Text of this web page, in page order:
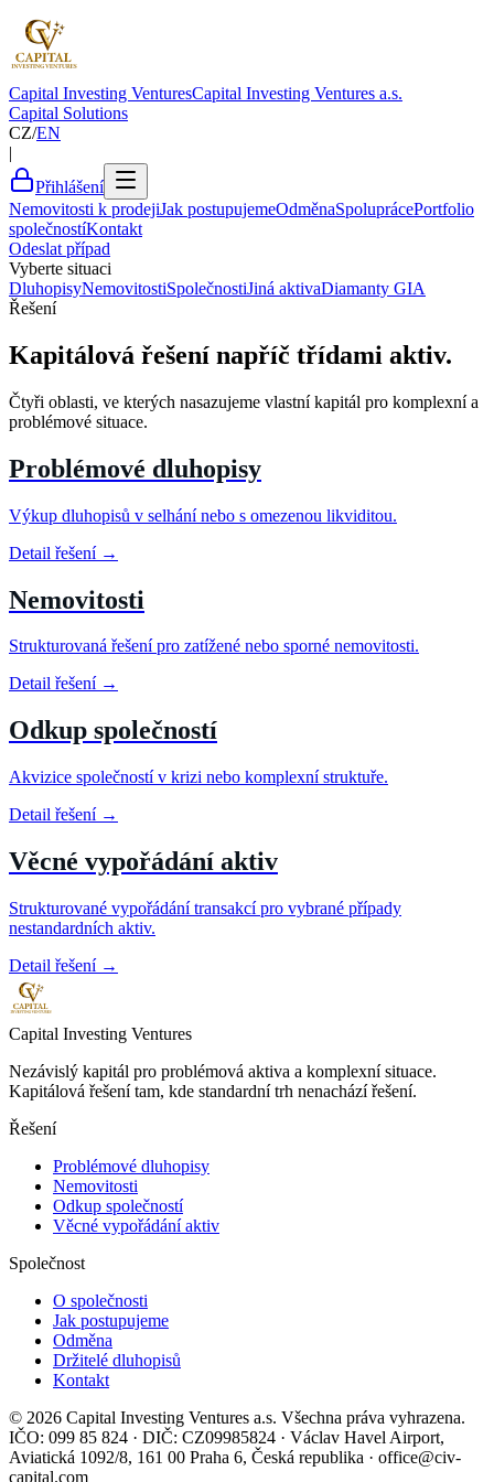
Capital Investing VenturesCapital Investing Ventures a.s.
Capital Solutions
CZ/EN
|
Přihlášení
Nemovitosti k prodejiJak postupujemeOdměnaSpoluprácePortfolio
společnostíKontakt
Odeslat případ
Vyberte situaci
DluhopisyNemovitostiSpolečnostiJiná aktivaDiamanty GIA
Řešení
Kapitálová řešení napříč třídami aktiv.
Čtyři oblasti, ve kterých nasazujeme vlastní kapitál pro komplexní a
problémové situace.
Problémové dluhopisy
Výkup dluhopisů v selhání nebo s omezenou likviditou.
Detail řešení →
Nemovitosti
Strukturovaná řešení pro zatížené nebo sporné nemovitosti.
Detail řešení →
Odkup společností
Akvizice společností v krizi nebo komplexní struktuře.
Detail řešení →
Věcné vypořádání aktiv
Strukturované vypořádání transakcí pro vybrané případy
nestandardních aktiv.
Detail řešení →
Capital Investing Ventures
Nezávislý kapitál pro problémová aktiva a komplexní situace.
Kapitálová řešení tam, kde standardní trh nenachází řešení.
Řešení
Problémové dluhopisy
Nemovitosti
Odkup společností
Věcné vypořádání aktiv
Společnost
O společnosti
Jak postupujeme
Odměna
Držitelé dluhopisů
Kontakt
© 2026 Capital Investing Ventures a.s. Všechna práva vyhrazena.
IČO: 099 85 824 · DIČ: CZ09985824 · Václav Havel Airport,
Aviatická 1092/8, 161 00 Praha 6, Česká republika · office@civ-
capital.com